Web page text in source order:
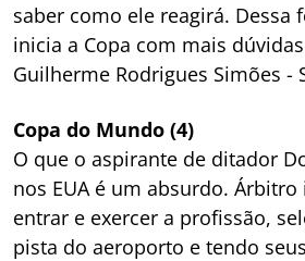
saber como ele reagirá. Dessa
inicia a Copa com mais
Guilherme Rodrigues Simões -
Copa do Mundo (4)
O que o aspirante de ditador
nos EUA é um absurdo.
entrar e exercer a profissão,
pista do aeroporto e tendo